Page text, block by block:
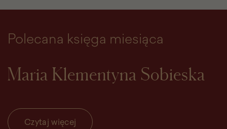
Polecana księga miesiąca
Maria Klementyna Sobieska
Czytaj więcej